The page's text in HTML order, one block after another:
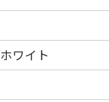
ワイト